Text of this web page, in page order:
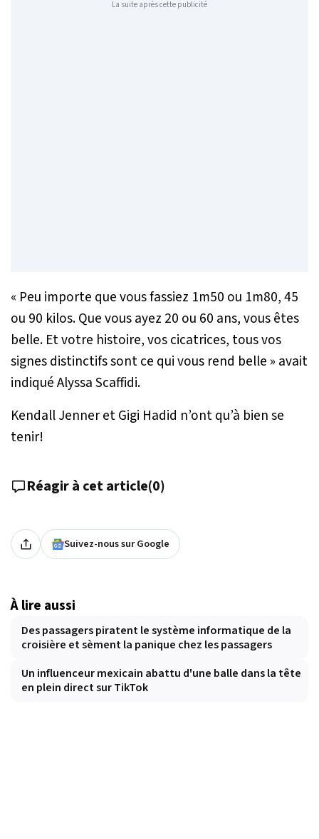
La suite après cette publicité
« Peu importe que vous fassiez 1m50 ou 1m80, 45
ou 90 kilos. Que vous ayez 20 ou 60 ans, vous êtes
belle. Et votre histoire, vos cicatrices, tous vos
signes distinctifs sont ce qui vous rend belle » avait
indiquéAlyssa Scaffidi.
Kendall Jenner et Gigi Hadid n’ont qu’à bien se
tenir!
Réagir à cet article(0)
Suivez-nous sur Google
À lire aussi
Des passagers piratent le système informatique de la
croisière et sèment la panique chez les passagers
Un influenceur mexicain abattu d'une balle dans la tête
en plein direct sur TikTok